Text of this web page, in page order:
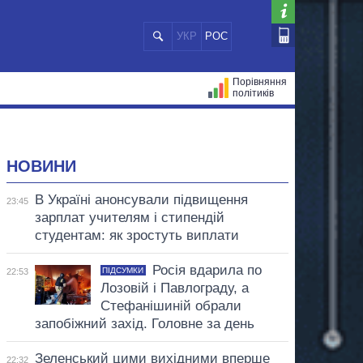
УКР РОС
Порівняння
політиків
НОВИНИ
23:45
В Україні анонсували підвищення
зарплат учителям і стипендій
студентам: як зростуть виплати
22:53 ПІДСУМКИ
Росія вдарила по
Лозовій і Павлограду, а
Стефанішиній обрали
запобіжний захід. Головне за день
22:32
Зеленський цими вихідними вперше